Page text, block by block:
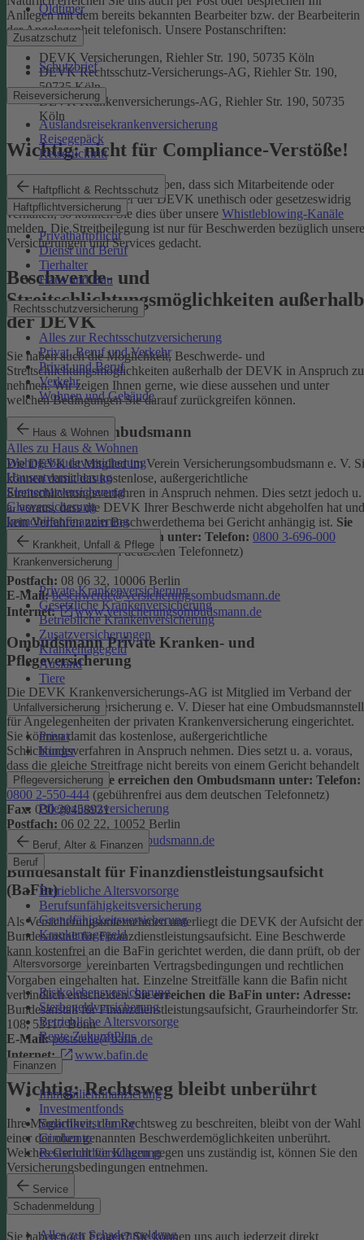
Oldtimer
Zusatzschutz
Schutzbrief
Reiseversicherung
Auslandsreisekrankenversicherung
Reisegepäck
Reiserücktritt
Haftpflicht & Rechtsschutz
Haftpflichtversicherung
Privathaftpflicht
Dienst und Beruf
Tierhalter
Haus und Bau
Rechtsschutzversicherung
Alles zur Rechtsschutzversicherung
Privat, Beruf und Verkehr
Privat und Beruf
Verkehr
Wohnen und Gebäude
Haus & Wohnen
Alles zu Haus & Wohnen
Wohngebäudeversicherung
Hausratversicherung
Elementarversicherung
Glasversicherung
Immobilienfinanzierung
Krankheit, Unfall & Pflege
Krankenversicherung
Private Krankenversicherung
Gesetzliche Krankenversicherung
Betriebliche Krankenversicherung
Zusatzversicherungen
Krankentagegeld
Ausland
Tiere
Unfallversicherung
Privat
Kinder
Pflegeversicherung
Pflegezusatzversicherung
Beruf, Alter & Finanzen
Beruf
Betriebliche Altersvorsorge
Berufsunfähigkeitsversicherung
Grundfähigkeitsversicherung
Krankentagegeld
Altersvorsorge
Risikolebensversicherung
Sterbegeldversicherung
Betriebliche Altersvorsorge
Rente ZukunftPlus
Finanzen
Immobilienfinanzierung
Investmentfonds
SmartInvest Junior
Girokonto
Restschuldversicherung
Service
Schadenmeldung
Alles zur Schadenmeldung
Anliegen mit dem bereits bekannten Bearbeiter bzw. der Bearbeiterin
der Angelegenheit telefonisch. Unsere Postanschriften:
DEVK Versicherungen, Riehler Str. 190, 50735 Köln
DEVK Rechtsschutz-Versicherungs-AG, Riehler Str. 190,
50735 Köln
DEVK Krankenversicherungs-AG, Riehler Str. 190, 50735
Köln
Wichtig: nicht für Compliance-Verstöße!
Wenn Sie Kenntnis darüber haben, dass sich Mitarbeitende oder
Partnerinnen und Partner der DEVK unethisch oder gesetzeswidrig
verhalten, so können Sie dies über unsere Whistleblowing-Kanäle
melden. Die Streitbeilegung ist nur für Beschwerden bezüglich
Versicherungen und Services gedacht.
Beschwerde- und
Streitschlichtungsmöglichkeiten außerhalb
der DEVK
Sie haben auch die Möglichkeit, Beschwerde- und
Streitschlichtungsmöglichkeiten außerhalb der DEVK in Anspruch zu
nehmen. Wir zeigen Ihnen gerne, wie diese aussehen und unter
welchen Bedingungen Sie darauf zurückgreifen können.
Versicherungsombudsmann
Die DEVK ist Mitglied im Verein Versicherungsombudsmann e. V.
können damit das kostenlose, außergerichtliche
Streitschlichtungsverfahren in Anspruch nehmen. Dies setzt jedoch u.
a. voraus, dass die DEVK Ihrer Beschwerde nicht abgeholfen hat und
kein Verfahren zum Beschwerdethema bei Gericht anhängig ist. Sie
erreichen den Ombudsmann unter: Telefon: 0800 3-696-000
(gebührenfrei aus dem deutschen Telefonnetz)
Fax:0800 3-699-000
Postfach: 08 06 32, 10006 Berlin
E-Mail:beschwerde@versicherungsombudsmann.de
Internet:
www.versicherungsombudsmann.de
Ombudsmann Private Kranken- und
Pflegeversicherung
Die DEVK Krankenversicherungs-AG ist Mitglied im Verband der
privaten Krankenversicherung e. V. Dieser hat eine
für Angelegenheiten der privaten Krankenversicherung eingerichtet.
Sie können damit das kostenlose, außergerichtliche
Schlichtungsverfahren in Anspruch nehmen. Dies setzt u. a. voraus,
dass die gleiche Streitfrage nicht bereits von einem Gericht behandelt
wird oder wurde.Sie erreichen den Ombudsmann unter: Telefon:
0800 2-550-444 (gebührenfrei aus dem deutschen Telefonnetz)
Fax: 030 20458931
Postfach: 06 02 22, 10052 Berlin
Internet:
www.pkv-ombudsmann.de
Bundesanstalt für Finanzdienstleistungsaufsicht
(BaFin)
Als Versicherungsunternehmen unterliegt die DEVK der Aufsicht der
Bundesanstalt für Finanzdienstleistungsaufsicht. Eine Beschwerde
kann kostenfrei an die BaFin gerichtet werden, die dann prüft, ob der
Versicherer die vereinbarten Vertragsbedingungen und rechtlichen
Vorgaben eingehalten hat. Einzelne Streitfälle kann die Bafin nicht
verbindlich entscheiden.Sie erreichen die BaFin unter: Adresse:
Bundesanstalt für Finanzdienstleistungsaufsicht, Graurheindorfer Str.
108, 53117 Bonn
E-Mail: poststelle@bafin.de
Internet:
www.bafin.de
Wichtig: Rechtsweg bleibt unberührt
Ihre Möglichkeit, den Rechtsweg zu beschreiten, bleibt von der Wahl
einer der oben genannten Beschwerdemöglichkeiten unberührt.
Welches Gericht für Klagen gegen uns zuständig ist, können Sie den
Versicherungsbedingungen entnehmen.
Kontakt
Sie haben noch Fragen? Sie können uns auch jederzeit direkt